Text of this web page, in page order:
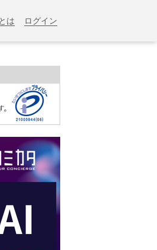
は ログイン